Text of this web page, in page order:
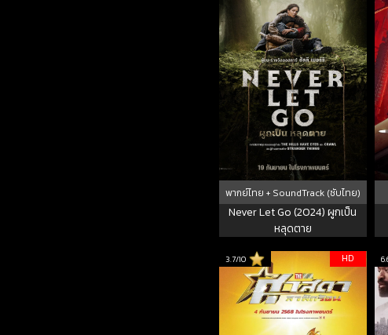
พากย์ไทย + SoundTrack (ซับไทย)
Never Let Go (2024) ผูกเป็น
หลุดตาย
3.7/10 HD